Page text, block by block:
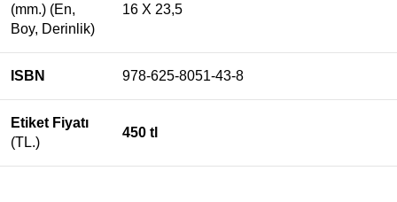
(mm.) (En,
Boy, Derinlik)
16 X 23,5
ISBN 978-625-8051-43-8
Etiket Fiyatı
(TL.)
450 tl